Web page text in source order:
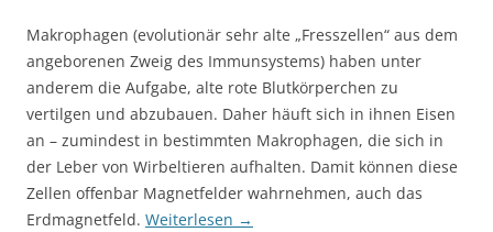
Makrophagen (evolutionär sehr alte „Fresszellen“ aus dem
angeborenen Zweig des Immunsystems) haben unter
anderem die Aufgabe, alte rote Blutkörperchen zu
vertilgen und abzubauen. Daher häuft sich in ihnen Eisen
an – zumindest in bestimmten Makrophagen, die sich in
der Leber von Wirbeltieren aufhalten. Damit können diese
Zellen offenbar Magnetfelder wahrnehmen, auch das
Erdmagnetfeld. Weiterlesen →